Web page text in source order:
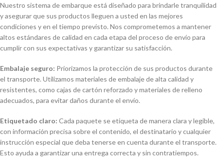
Nuestro sistema de embarque está diseñado para brindarle tranquilidad
y asegurar que sus productos lleguen a usted en las mejores
condiciones y en el tiempo previsto. Nos comprometemos a mantener
altos estándares de calidad en cada etapa del proceso de envío para
cumplir con sus expectativas y garantizar su satisfacción.
Embalaje seguro: Priorizamos la protección de sus productos durante
el transporte. Utilizamos materiales de embalaje de alta calidad y
resistentes, como cajas de cartón reforzado y materiales de relleno
adecuados, para evitar daños durante el envío.
Etiquetado claro: Cada paquete se etiqueta de manera clara y legible,
con información precisa sobre el contenido, el destinatario y cualquier
instrucción especial que deba tenerse en cuenta durante el transporte.
Esto ayuda a garantizar una entrega correcta y sin contratiempos.